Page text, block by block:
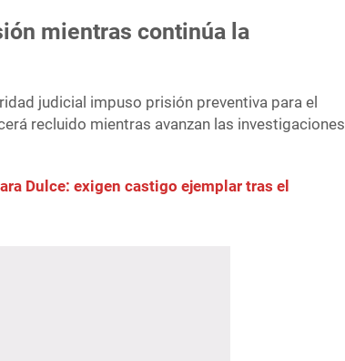
mientras continúa la
judicial impuso prisión preventiva para el
recluido mientras avanzan las investigaciones
Dulce: exigen castigo ejemplar tras el